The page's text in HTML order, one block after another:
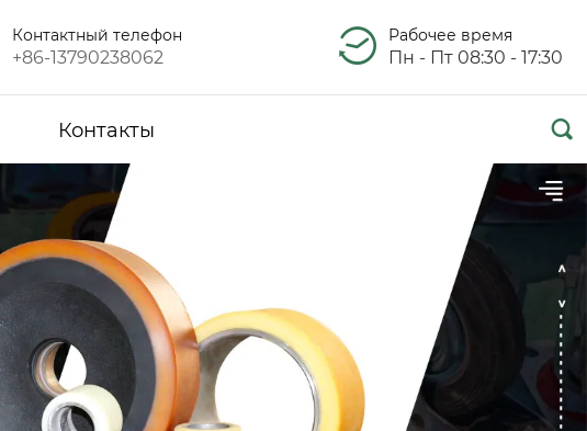
Контактный телефон
+86-13790238062
Рабочее время
Пн - Пт 08:30 - 17:30
Контакты 